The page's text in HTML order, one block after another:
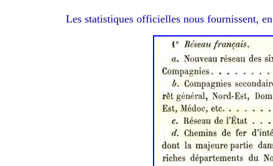
Les statistiques officielles nous fournissent,